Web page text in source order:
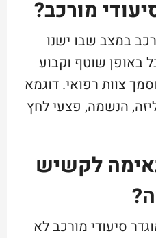
מורכב?
במצב שבו ישנו
באופן שוטף וקבוע
צוות רפואי. דוגמא
הנשמה, פצעי לחץ
לקשיש
סיעודי מורכב לא